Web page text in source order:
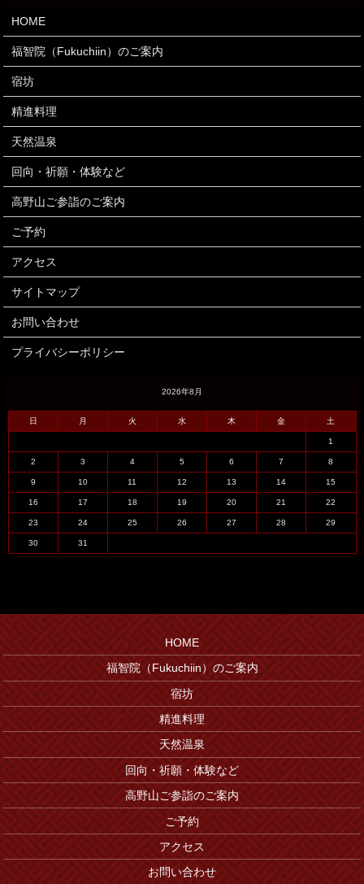
HOME
福智院（Fukuchiin）のご案内
宿坊
精進料理
天然温泉
回向・祈願・体験など
高野山ご参詣のご案内
ご予約
アクセス
サイトマップ
お問い合わせ
プライバシーポリシー
2026年8月
日 月 火 水 木 金 土
1
2 3 4 5 6 7 8
9 10 11 12 13 14 15
16 17 18 19 20 21 22
23 24 25 26 27 28 29
30 31
HOME
福智院（Fukuchiin）のご案内
宿坊
精進料理
天然温泉
回向・祈願・体験など
高野山ご参詣のご案内
ご予約
アクセス
お問い合わせ